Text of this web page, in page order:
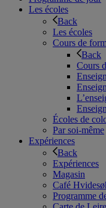
Les écoles
Back
Les écoles
Cours de
Back
Cours
Écoles de
Par soi-même
Expériences
Back
Expériences
Magasin
Café
Programme